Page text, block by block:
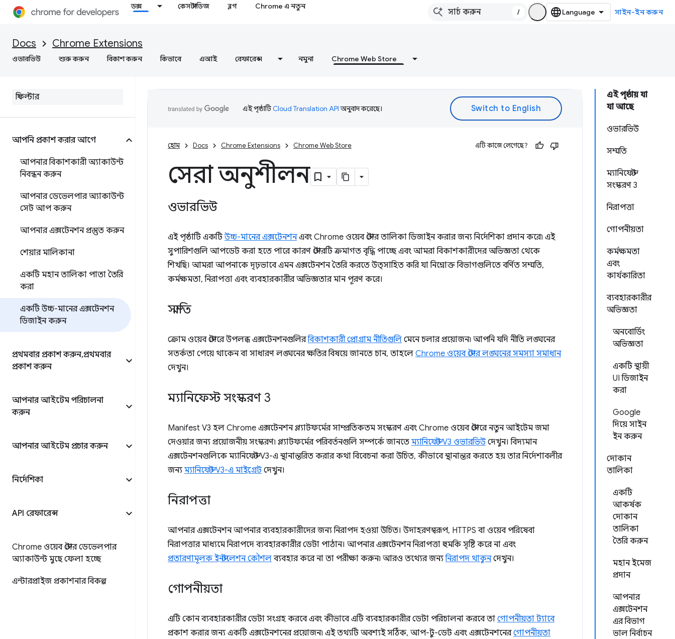
ডক্স কেস স্টাডিজ ব্লগ Chrome এ নতুন
/ সাইন-ইন করুন
Docs Chrome Extensions
ওভারভিউ শুরু করুন বিকাশ করুন কিভাবে এআই রেফারেন্স নমুনা Chrome Web Store
আপনি প্রকাশ করার আগে
আপনার বিকাশকারী অ্যাকাউন্ট
নিবন্ধন করুন
আপনার ডেভেলপার অ্যাকাউন্ট
সেট আপ করুন
আপনার এক্সটেনশন প্রস্তুত করুন
শেয়ার মালিকানা
একটি মহান তালিকা পাতা তৈরি
করা
একটি উচ্চ-মানের এক্সটেনশন
ডিজাইন করুন
প্রথমবার প্রকাশ করুন,প্রথমবার
প্রকাশ করুন
আপনার আইটেম পরিচালনা
করুন
আপনার আইটেম প্রচার করুন
নির্দেশিকা
API রেফারেন্স
Chrome ওয়েব স্টোর ডেভেলপার
অ্যাকাউন্ট মুছে ফেলা হচ্ছে
এন্টারপ্রাইজ প্রকাশনার বিকল্প
এই পৃষ্ঠায় যা
যা আছে
ওভারভিউ
সম্মতি
ম্যানিফেস্ট
সংস্করণ 3
নিরাপত্তা
গোপনীয়তা
কর্মক্ষমতা
এবং
কার্যকারিতা
ব্যবহারকারীর
অভিজ্ঞতা
অনবোর্ডিং
অভিজ্ঞতা
একটি স্থায়ী
UI ডিজাইন
করা
Google
দিয়ে সাইন
ইন করুন
দোকান
তালিকা
একটি
আকর্ষক
দোকান
তালিকা
তৈরি করুন
মহান ইমেজ
প্রদান
আপনার
এক্সটেনশন
এর বিভাগ
ভাল নির্বাচন
এই পৃষ্ঠাটিCloud Translation APIঅনুবাদ করেছে।
হোম Docs Chrome Extensions Chrome Web Store এটি কাজে লেগেছে?
সেরা অনুশীলন
ওভারভিউ
এই পৃষ্ঠাটি একটিউচ্চ-মানের এক্সটেনশনএবং Chrome ওয়েব স্টোর তালিকা ডিজাইন করার জন্য নির্দেশিকা প্রদান করে৷ এই
সুপারিশগুলি আপডেট করা হতে পারে কারণ স্টোরটি ক্রমাগত বৃদ্ধি পাচ্ছে এবং আমরা বিকাশকারীদের অভিজ্ঞতা থেকে
শিখছি। আমরা আপনাকে দৃঢ়ভাবে এমন এক্সটেনশন তৈরি করতে উত্সাহিত করি যা নিম্নোক্ত বিভাগগুলিতে বর্ণিত সম্মতি,
কর্মক্ষমতা, নিরাপত্তা এবং ব্যবহারকারীর অভিজ্ঞতার মান পূরণ করে।
সম্মতি
ক্রোম ওয়েব স্টোরে উপলব্ধ এক্সটেনশনগুলিরবিকাশকারী প্রোগ্রাম নীতিগুলি মেনে চলার প্রয়োজন৷ আপনি যদি নীতি লঙ্ঘনের
সতর্কতা পেয়ে থাকেন বা সাধারণ লঙ্ঘনের ক্ষতির বিষয়ে জানতে চান, তাহলে Chrome ওয়েব স্টোর লঙ্ঘনের সমস্যা সমাধান
দেখুন।
ম্যানিফেস্ট সংস্করণ 3
Manifest V3 হল Chrome এক্সটেনশন প্ল্যাটফর্মের সাম্প্রতিকতম সংস্করণ এবং Chrome ওয়েব স্টোরে নতুন আইটেম জমা
দেওয়ার জন্য প্রয়োজনীয় সংস্করণ৷ প্ল্যাটফর্মের পরিবর্তনগুলি সম্পর্কে জানতে ম্যানিফেস্ট V3 ওভারভিউদেখুন। বিদ্যমান
এক্সটেনশনগুলিকে ম্যানিফেস্ট V3-এ স্থানান্তরিত করার কথা বিবেচনা করা উচিত, কীভাবে স্থানান্তর করতে হয় তার নির্দেশাবলীর
জন্য ম্যানিফেস্ট V3-এ মাইগ্রেটদেখুন।
নিরাপত্তা
আপনার এক্সটেনশন আপনার ব্যবহারকারীদের জন্য নিরাপদ হওয়া উচিত। উদাহরণস্বরূপ, HTTPS বা ওয়েব পরিষেবা
নিরাপত্তার মাধ্যমে নিরাপদে ব্যবহারকারীর ডেটা পাঠান। আপনার এক্সটেনশন নিরাপত্তা হুমকি সৃষ্টি করে না এবং
প্রতারণামূলক ইনস্টলেশন কৌশলব্যবহার করে না তা পরীক্ষা করুন৷ আরও তথ্যের জন্যনিরাপদ থাকুনদেখুন।
গোপনীয়তা
এটি কোন ব্যবহারকারীর ডেটা সংগ্রহ করবে এবং কীভাবে এটি ব্যবহারকারীর ডেটা পরিচালনা করবে তা গোপনীয়তা ট্যাবে
প্রকাশ করার জন্য একটি এক্সটেনশনের প্রয়োজন৷ এই তথ্যটি অবশ্যই সঠিক, আপ-টু-ডেট এবং এক্সটেনশনেরগোপনীয়তা